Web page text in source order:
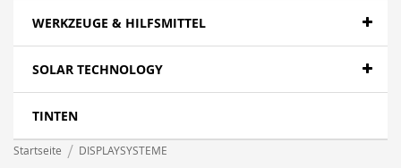
WERKZEUGE & HILFSMITTEL
SOLAR TECHNOLOGY
TINTEN
Startseite DISPLAYSYSTEME